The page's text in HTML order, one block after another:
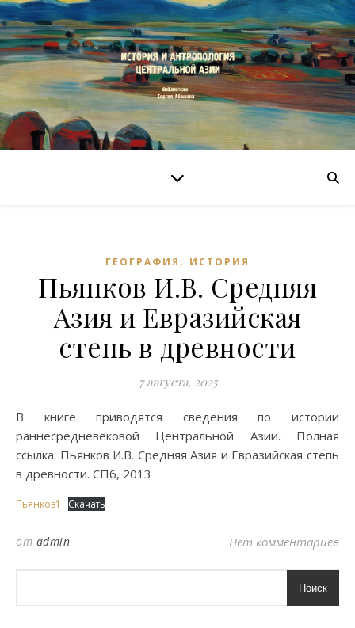
ГЕОГРАФИЯ , ИСТОРИЯ
Пьянков И.В. Средняя
Азия и Евразийская
степь в древности
7 августа, 2025
В книге приводятся сведения по истории
раннесредневековой Центральной Азии. Полная
ссылка: Пьянков И.В. Средняя Азия и Евразийская степь
в древности. СПб, 2013
Пьянков1 Скачать
от admin Нет комментариев
Поиск